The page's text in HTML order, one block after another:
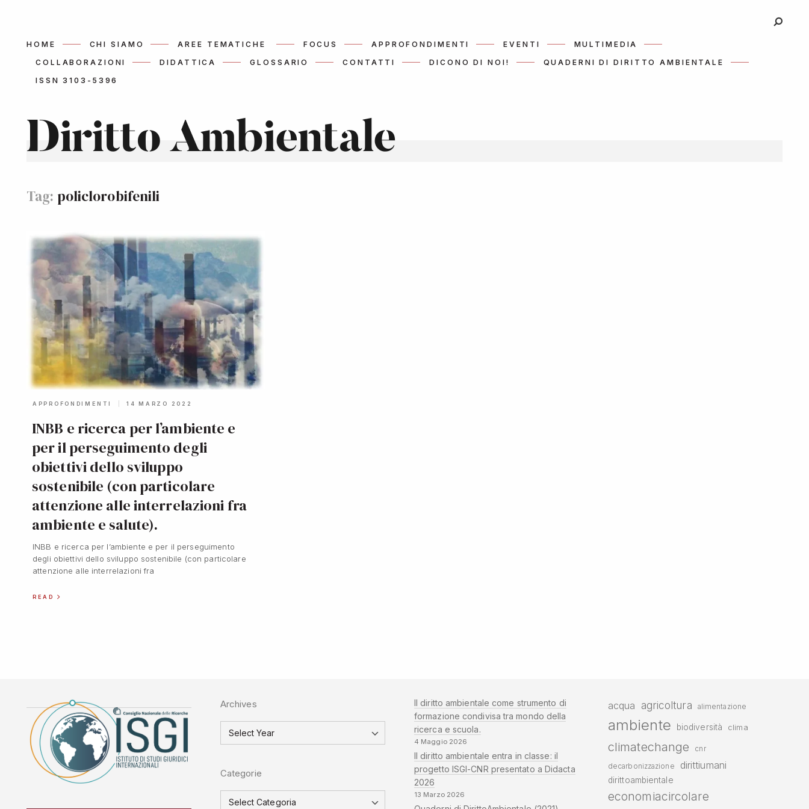
HOME CHI SIAMO AREE TEMATICHE FOCUS APPROFONDIMENTI EVENTI
MULTIMEDIA
COLLABORAZIONI
DIDATTICA GLOSSARIO CONTATTI DICONO DI NOI!
QUADERNI DI DIRITTO AMBIENTALE
ISSN 3103-5396
Diritto Ambientale
Tag: policlorobifenili
APPROFONDIMENTI 14 MARZO 2022
INBB e ricerca per l’ambiente e
per il perseguimento degli
obiettivi dello sviluppo
sostenibile (con particolare
attenzione alle interrelazioni fra
ambiente e salute).
INBB e ricerca per l’ambiente e per il perseguimento
degli obiettivi dello sviluppo sostenibile (con particolare
attenzione alle interrelazioni fra
READ
Archives
Categorie
Il diritto ambientale come strumento di
formazione condivisa tra mondo della
ricerca e scuola.
4 Maggio 2026
Il diritto ambientale entra in classe: il
progetto ISGI-CNR presentato a Didacta
2026
13 Marzo 2026
acqua agricoltura alimentazione
ambiente biodiversità clima
climatechange cnr
decarbonizzazione dirittiumani
dirittoambientale
economiacircolare